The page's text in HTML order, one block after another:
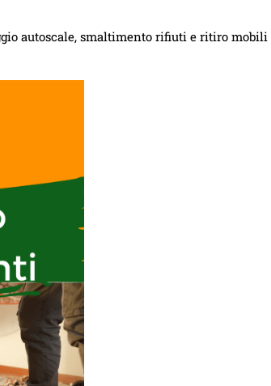
autoscale, smaltimento rifiuti e ritiro mobili